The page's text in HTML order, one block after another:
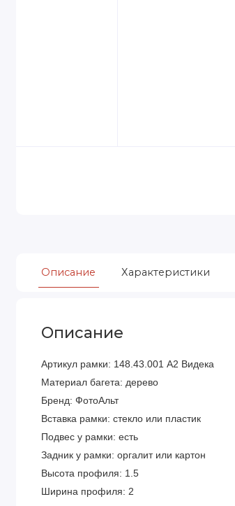
Описание Характеристики
Описание
Артикул рамки: 148.43.001 А2 Видека
Материал багета: дерево
Бренд: ФотоАльт
Вставка рамки: стекло или пластик
Подвес у рамки: есть
Задник у рамки: оргалит или картон
Высота профиля: 1.5
Ширина профиля: 2